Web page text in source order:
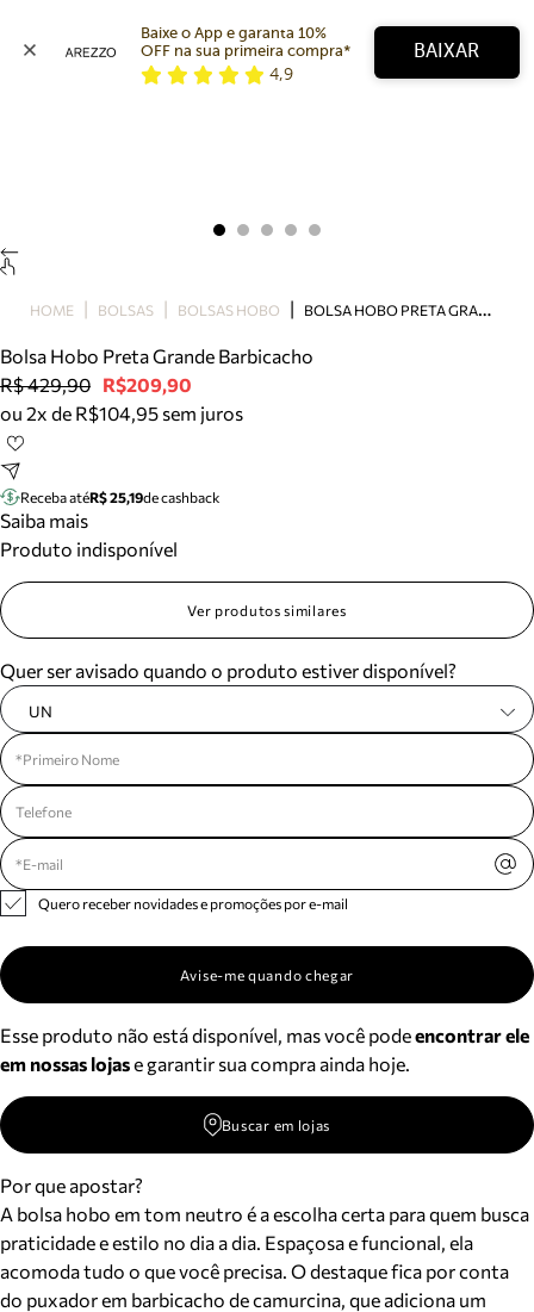
Bolsa
Tamanco
Tênis
Mule
Tire dúvidas sobre pedidos, devoluções e mais.
Meus pedidos
Acompanhe seus pedidos e solicite devoluções.
Baixe o App e garanta 10%
OFF na sua primeira compra*
4,9
BAIXAR
HOME BOLSAS BOLSAS HOBO B
OLSA HOBO PRETA GRANDE BARBICACHO
Bolsa Hobo Preta Grande Barbicacho
R$ 429,90 R$209,90
ou 2x de R$104,95 sem juros
Receba atéR$ 25,19de cashback
Saiba mais
Produto indisponível
Ver produtos similares
Quer ser avisado quando o produto estiver disponível?
UN
Quero receber novidades e promoções por e-mail
Avise-me quando chegar
Esse produto não está disponível, mas você podeencontrar ele
em nossas lojase garantir sua compra ainda hoje.
Buscar em lojas
Por que apostar?
A bolsa hobo em tom neutro é a escolha certa para quem busca
praticidade e estilo no dia a dia. Espaçosa e funcional, ela
acomoda tudo o que você precisa. O destaque fica por conta
do puxador em barbicacho de camurcina, que adiciona um